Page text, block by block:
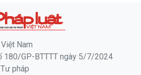
Nam
180/GP-BTTTT ngày 5/7/2024
pháp